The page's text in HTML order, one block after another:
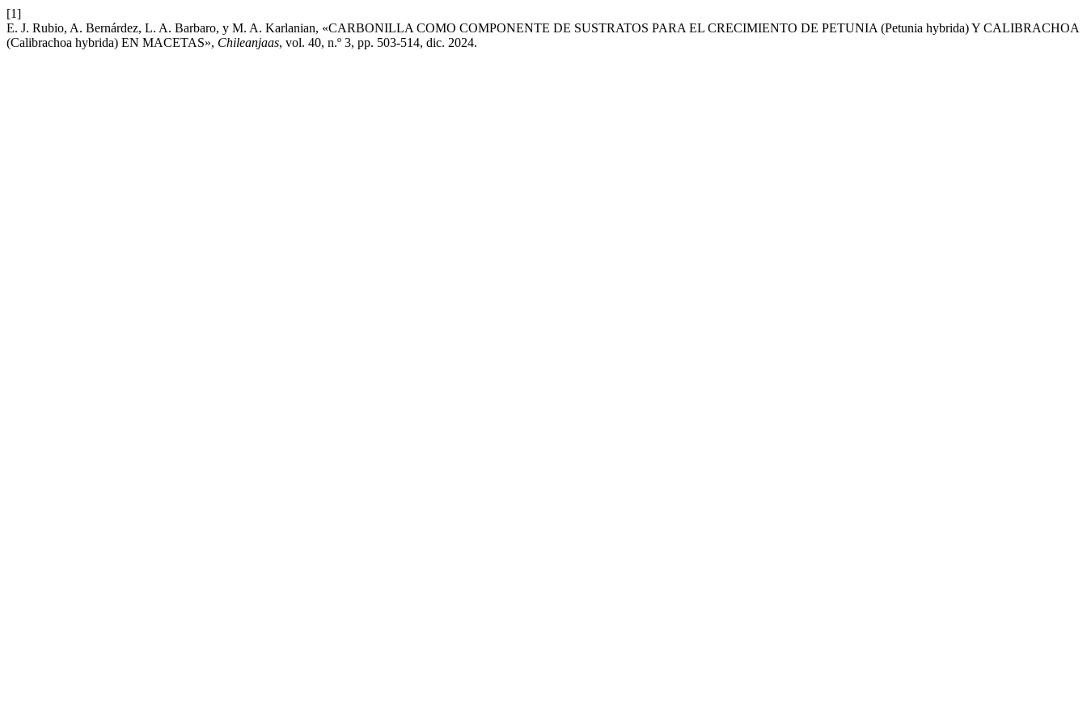
[1]
E. J. Rubio, A. Bernárdez, L. A. Barbaro, y M. A. Karlanian, «CARBONILLA COMO COMPONENTE DE SUSTRATOS PARA EL CRECIMIENTO DE PETUNIA (Petunia hybrida) Y CALIBRACHOA
(Calibrachoa hybrida) EN MACETAS», Chileanjaas, vol. 40, n.º 3, pp. 503-514, dic. 2024.